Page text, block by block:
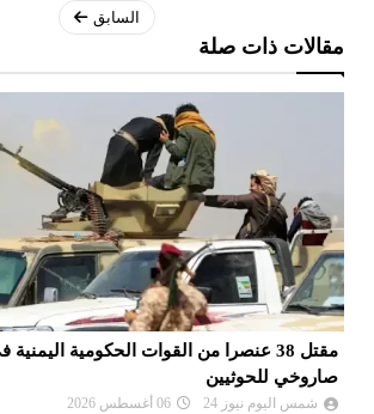
السابق
مقالات ذات صلة
مقتل 38 عنصرا من القوات الحكومية
صاروخي للحوثيين
شمس اليوم نيوز 24 06 أغسطس 2026